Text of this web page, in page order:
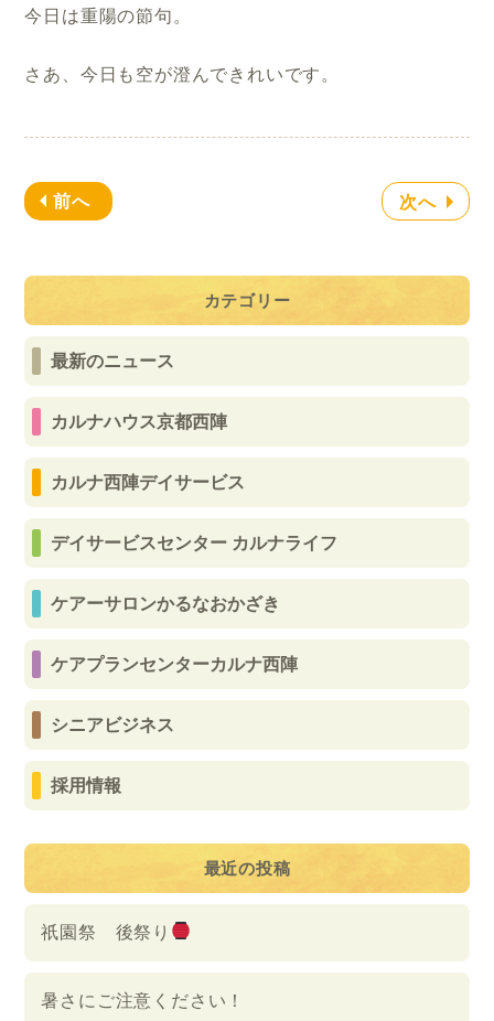
カテゴリー
最新のニュース
カルナハウス京都西陣
カルナ西陣デイサービス
デイサービスセンター カルナライフ
ケアーサロンかるなおかざき
ケアプランセンターカルナ西陣
シニアビジネス
採用情報
最近の投稿
祇園祭 後祭り
暑さにご注意ください！
今日は重陽の節句。
さあ、今日も空が澄んできれいです。
前へ 次へ